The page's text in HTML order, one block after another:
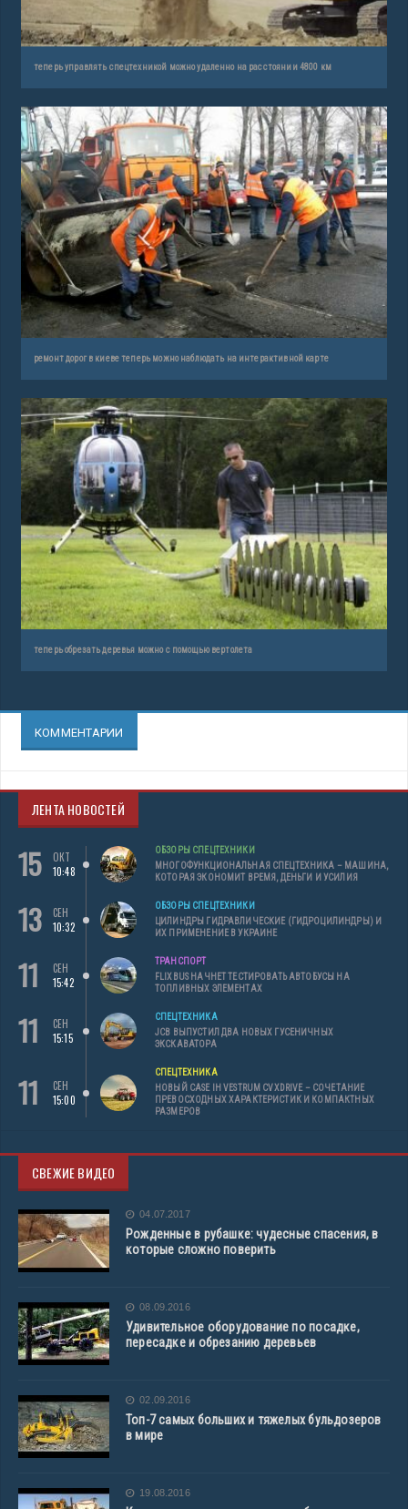
теперь управлять спецтехникой можно удаленно на расстоянии 4800 км
ремонт дорог в киеве теперь можно наблюдать на интерактивной карте
теперь обрезать деревья можно с помощью вертолета
КОММЕНТАРИИ
ЛЕНТА НОВОСТЕЙ
15
ОКТ
10:48
ОБЗОРЫ СПЕЦТЕХНИКИ
МНОГОФУНКЦИОНАЛЬНАЯ СПЕЦТЕХНИКА – МАШИНА,
КОТОРАЯ ЭКОНОМИТ ВРЕМЯ, ДЕНЬГИ И УСИЛИЯ
13
СЕН
10:32
ОБЗОРЫ СПЕЦТЕХНИКИ
ЦИЛИНДРЫ ГИДРАВЛИЧЕСКИЕ (ГИДРОЦИЛИНДРЫ) И
ИХ ПРИМЕНЕНИЕ В УКРАИНЕ
11
СЕН
15:42
ТРАНСПОРТ
FLIXBUS НАЧНЕТ ТЕСТИРОВАТЬ АВТОБУСЫ НА
ТОПЛИВНЫХ ЭЛЕМЕНТАХ
11
СЕН
15:15
СПЕЦТЕХНИКА
JCB ВЫПУСТИЛ ДВА НОВЫХ ГУСЕНИЧНЫХ
ЭКСКАВАТОРА
11
СЕН
15:00
СПЕЦТЕХНИКА
НОВЫЙ CASE IH VESTRUM CVXDRIVE – СОЧЕТАНИЕ
ПРЕВОСХОДНЫХ ХАРАКТЕРИСТИК И КОМПАКТНЫХ
РАЗМЕРОВ
СВЕЖИЕ ВИДЕО
04.07.2017
Рожденные в рубашке: чудесные спасения, в
которые сложно поверить
08.09.2016
Удивительное оборудование по посадке,
пересадке и обрезанию деревьев
02.09.2016
Топ-7 самых больших и тяжелых бульдозеров
в мире
19.08.2016